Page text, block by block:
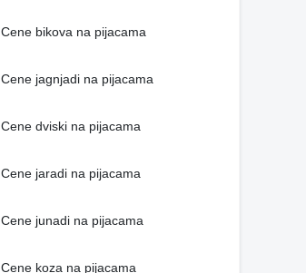
Cene bikova na pijacama
Cene jagnjadi na pijacama
Cene dviski na pijacama
Cene jaradi na pijacama
Cene junadi na pijacama
Cene koza na pijacama